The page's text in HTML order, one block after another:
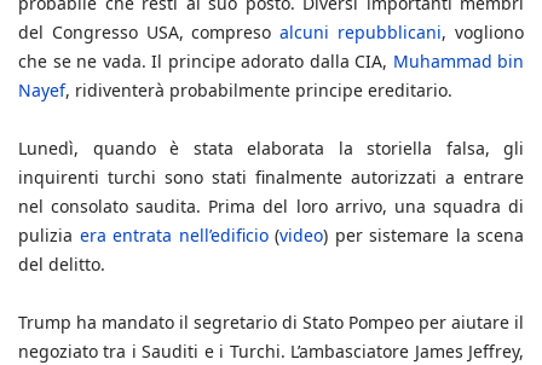
del Congresso USA, compresoalcuni repubblicani, vogliono
che se ne vada. Il principe adorato dalla CIA, Muhammad bin
Nayef, ridiventerà probabilmente principe ereditario.
Lunedì, quando è stata elaborata la storiella falsa, gli
inquirenti turchi sono stati finalmente autorizzati a entrare
nel consolato saudita. Prima del loro arrivo, una squadra di
pulizia era entrata nell’edificio(video) per sistemare la scena
del delitto.
Trump ha mandato il segretario di Stato Pompeo per aiutare il
negoziato tra i Sauditi e i Turchi. L’ambasciatore James Jeffrey,